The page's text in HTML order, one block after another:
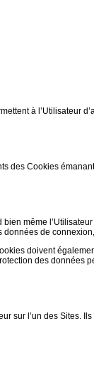
à l’Utilisateur
des Cookies
même
de
doivent
des données
sur l’un des Sites.